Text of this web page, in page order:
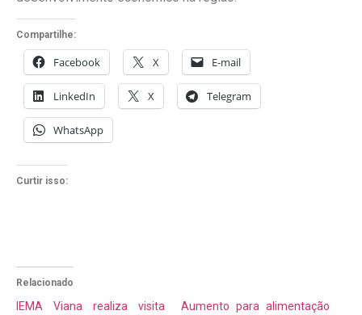
Compartilhe:
Facebook X E-mail
LinkedIn X Telegram
WhatsApp
Curtir isso:
Relacionado
IEMA Viana realiza visita
Aumento para alimentação